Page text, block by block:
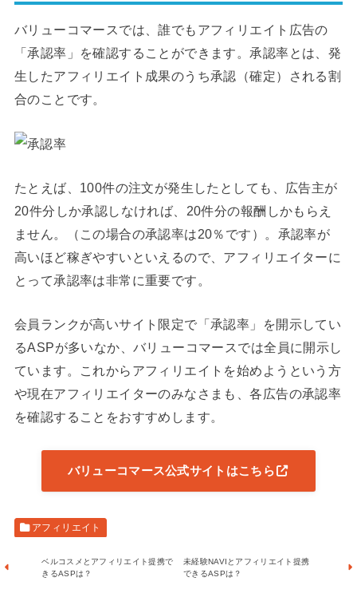
バリューコマースでは、誰でもアフィリエイト広告の
「承認率」を確認することができます。承認率とは、発
生したアフィリエイト成果のうち承認（確定）される割
合のことです。
たとえば、100件の注文が発生したとしても、広告主が
20件分しか承認しなければ、20件分の報酬しかもらえ
ません。（この場合の承認率は20％です）。承認率が
高いほど稼ぎやすいといえるので、アフィリエイターに
とって承認率は非常に重要です。
会員ランクが高いサイト限定で「承認率」を開示してい
るASPが多いなか、バリューコマースでは全員に開示し
ています。これからアフィリエイトを始めようという方
や現在アフィリエイターのみなさまも、各広告の承認率
を確認することをおすすめします。
バリューコマース公式サイトはこちら
アフィリエイト
ベルコスメとアフィリエイト提携で
きるASPは？
未経験NAVIとアフィリエイト提携
できるASPは？